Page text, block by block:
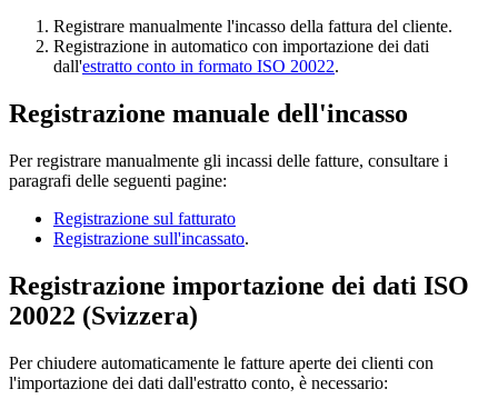
Registrare manualmente l'incasso della fattura del cliente.
Registrazione in automatico con importazione dei dati
dall'estratto conto in formato ISO 20022.
Registrazione manuale dell'incasso
Per registrare manualmente gli incassi delle fatture, consultare i
paragrafi delle seguenti pagine:
Registrazione sul fatturato
Registrazione sull'incassato.
Registrazione importazione dei dati ISO
20022 (Svizzera)
Per chiudere automaticamente le fatture aperte dei clienti con
l'importazione dei dati dall'estratto conto, è necessario: